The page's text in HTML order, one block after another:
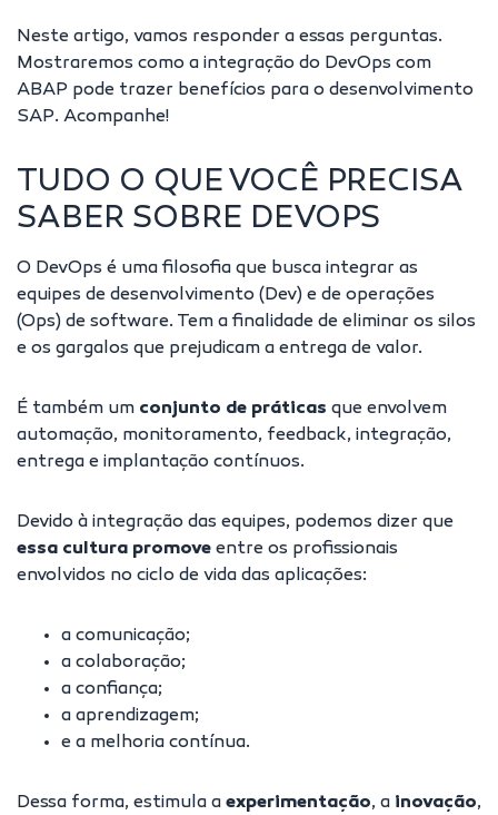
Neste artigo, vamos responder a essas perguntas.
Mostraremos como a integração do DevOps com
ABAP pode trazer benefícios para o desenvolvimento
SAP. Acompanhe!
TUDO O QUE VOCÊ PRECISA
SABER SOBRE DEVOPS
O DevOps é uma filosofia que busca integrar as
equipes de desenvolvimento (Dev) e de operações
(Ops) de software. Tem a finalidade de eliminar os silos
e os gargalos que prejudicam a entrega de valor.
É também um conjunto de práticas que envolvem
automação, monitoramento, feedback, integração,
entrega e implantação contínuos.
Devido à integração das equipes, podemos dizer que
essa cultura promove entre os profissionais
envolvidos no ciclo de vida das aplicações:
a comunicação;
a colaboração;
a confiança;
a aprendizagem;
e a melhoria contínua.
Dessa forma, estimula a experimentação, a inovação,